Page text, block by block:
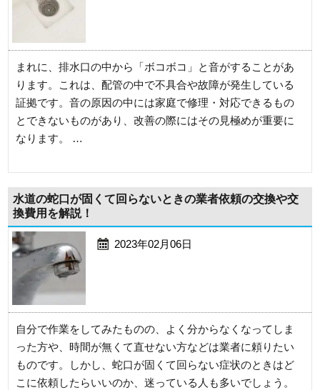
まれに、排水口の中から「ボコボコ」と音がすることがあ
ります。これは、配管の中で不具合や故障が発生している
証拠です。音の原因の中には家庭で修理・対応できるもの
とできないものがあり、改善の際にはその見極めが重要に
なります。 …
水道の蛇口が固くて回らないときの業者依頼の交換や交
換費用を解説！
2023年02月06日
自分で作業をしてみたものの、よく分からなくなってしま
った方や、時間が無くて直せない方などは業者に頼りたい
ものです。しかし、蛇口が固くて回らない症状のときはど
こに依頼したらいいのか、迷っている人も多いでしょう。